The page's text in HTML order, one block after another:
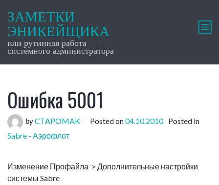
ЗАМЕТКИ
ЭНИКЕЙЩИКА
или рутинная работа
системного администратора
Ошибка 5001
byCTAPOMAK Posted on04.10.2010 Posted in
Sabre - Аэрофлот
Изменение Профайла > Дополнительные настройки
системы Sabre